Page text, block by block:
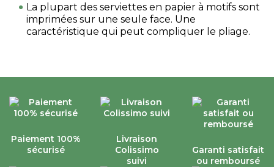
La plupart des serviettes en papier à motifs sont
imprimées sur une seule face. Une
caractéristique qui peut compliquer le pliage.
Paiement 100%
sécurisé
Livraison
Colissimo
suivi
Garanti satisfait
ou remboursé